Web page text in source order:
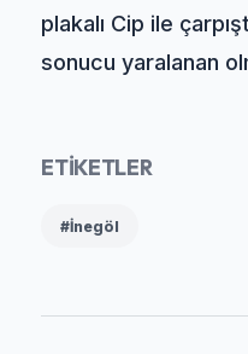
plakalı Cip ile
sonucu yaralanan
ETİKETLER
#İnegöl